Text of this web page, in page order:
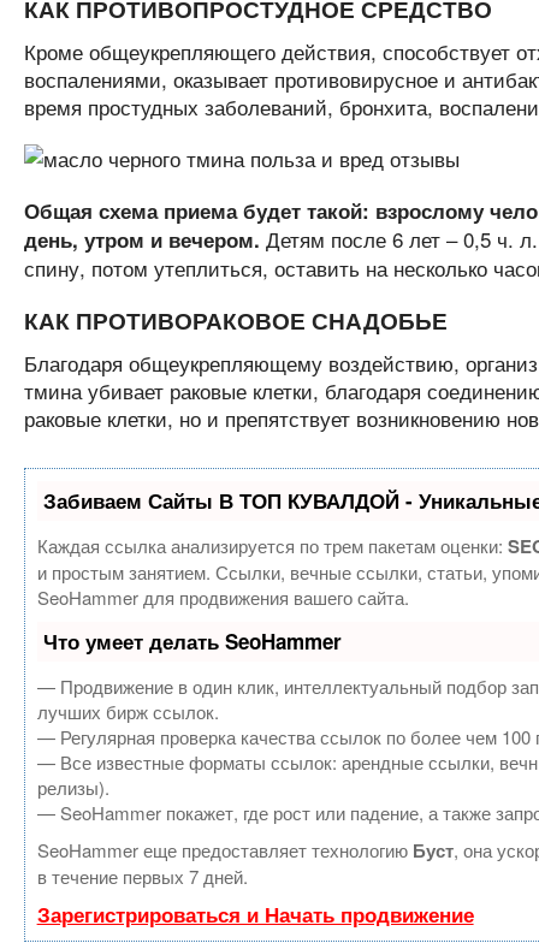
КАК ПРОТИВОПРОСТУДНОЕ СРЕДСТВО
Кроме общеукрепляющего действия, способствует
воспалениями, оказывает противовирусное и
время простудных заболеваний, бронхита,
Общая схема приема будет такой: взрослому
день, утром и вечером. Детям после 6 лет – 0,5 ч.
спину, потом утеплиться, оставить на несколько
КАК ПРОТИВОРАКОВОЕ СНАДОБЬЕ
Благодаря общеукрепляющему воздействию,
тмина убивает раковые клетки, благодаря
раковые клетки, но и препятствует возникновению
Забиваем Сайты В ТОП КУВАЛДОЙ - Уникальные
Каждая ссылка анализируется по трем пакетам оценки:
и простым занятием. Ссылки, вечные ссылки, статьи,
SeoHammer для продвижения вашего сайта.
Что умеет делать SeoHammer
— Продвижение в один клик, интеллектуальный подбор
лучших бирж ссылок.
— Регулярная проверка качества ссылок по более чем
— Все известные форматы ссылок: арендные ссылки,
релизы).
— SeoHammer покажет, где рост или падение, а также
SeoHammer еще предоставляет технологию Буст, она
в течение первых 7 дней.
Зарегистрироваться и Начать продвижение